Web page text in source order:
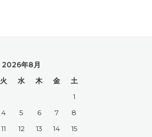
2026年8月
火 水 木 金
土
1
4 5 6 7
8
11 12 13 14
15